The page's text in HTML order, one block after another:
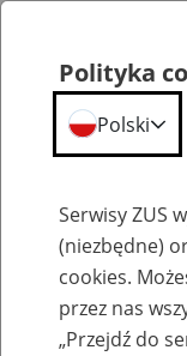
Szkolenia
Polityka
Polski
Serwisy ZUS
(niezbędne)
cookies.
przez nas
„Przejdź do